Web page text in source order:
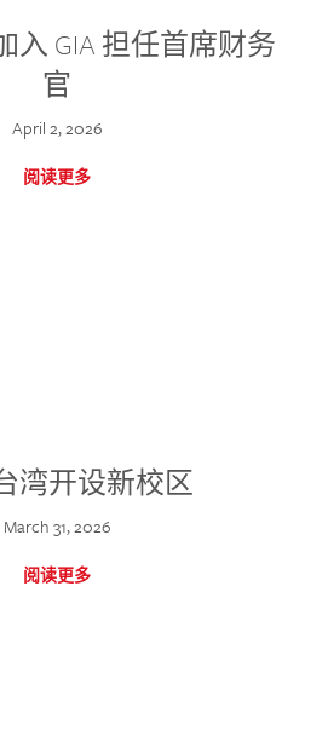
入 GIA 担任首席财务
官
April 2, 2026
阅读更多
湾开设新校区
March 31, 2026
阅读更多